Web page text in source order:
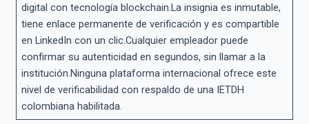
digital con tecnología blockchain.La insignia es inmutable,
tiene enlace permanente de verificación y es compartible
en LinkedIn con un clic.Cualquier empleador puede
confirmar su autenticidad en segundos, sin llamar a la
institución.Ninguna plataforma internacional ofrece este
nivel de verificabilidad con respaldo de una IETDH
colombiana habilitada.